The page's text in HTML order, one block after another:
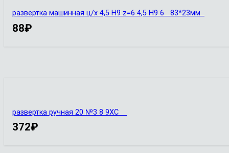
развертка машинная ц/х 4,5 H9 z=6 4,5 Н9 6 83*23мм
88₽
развертка ручная 20 №3 8 9ХС
372₽